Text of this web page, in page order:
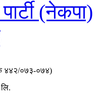
(नेकपा)
४४२/०७३-०७४)